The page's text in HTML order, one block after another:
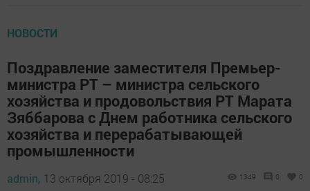
НОВОСТИ
Поздравление заместителя Премьер-
министра РТ – министра сельского
хозяйства и продовольствия РТ Марата
Зяббарова с Днем работника сельского
хозяйства и перерабатывающей
промышленности
admin, 13 октября 2019 - 08:25 1349 0 0